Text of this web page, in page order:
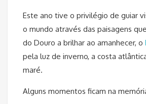
Este ano tive o privilégio de guiar
o mundo através das paisagens
do Douro a brilhar ao amanhecer, o
pela luz de inverno, a costa
maré.
Alguns momentos ficam na